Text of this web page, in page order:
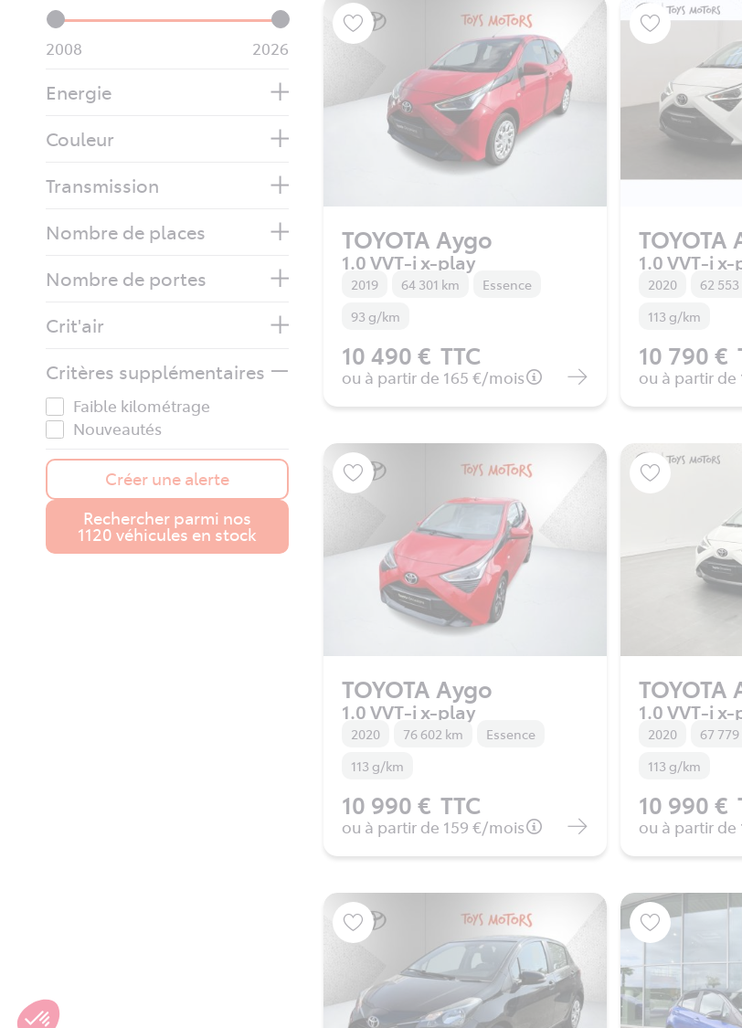
2008 2026
Energie
Couleur
Transmission
Nombre de places
Nombre de portes
Crit'air
Critères supplémentaires
Faible kilométrage
Nouveautés
Créer une alerte
Rechercher parmi nos
1120 véhicules en stock
TOYOTA Aygo
1.0 VVT-i x-play
2019 64 301 km
Essence
93 g/km
10 490 € TTC
ou à partir de 165 €/mois
TOYOTA
1.0 VVT-i
2020 62
113 g/km
10 790 €
ou à partir de
TOYOTA Aygo
1.0 VVT-i x-play
2020 76 602 km
Essence
113 g/km
10 990 € TTC
ou à partir de 159 €/mois
TOYOTA
1.0 VVT-i
2020 67
113 g/km
10 990 €
ou à partir de